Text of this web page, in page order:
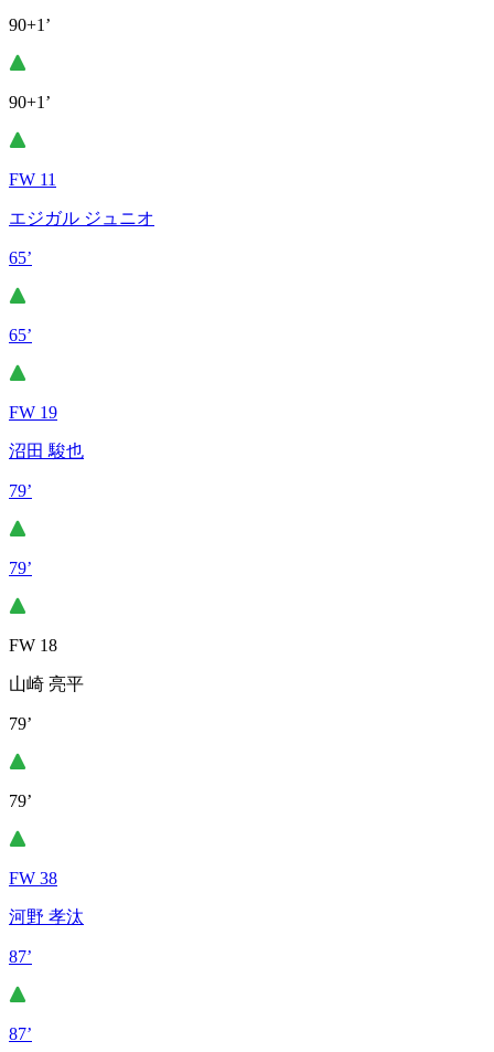
90+1’
90+1’
FW 11
エジガル ジュニオ
65’
65’
FW 19
沼田 駿也
79’
79’
FW 18
山崎 亮平
79’
79’
FW 38
河野 孝汰
87’
87’